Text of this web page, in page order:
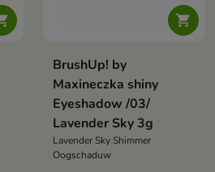

BrushUp! by
Maxineczka shiny
Eyeshadow /03/
Lavender Sky 3g
Lavender Sky Shimmer
Oogschaduw